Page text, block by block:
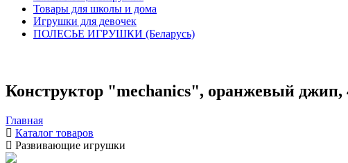
Товары для школы и дома
Игрушки для девочек
ПОЛЕСЬЕ ИГРУШКИ (Беларусь)
Конструктор "mechanics", оранжевый джип,
Главная
Каталог товаров
Развивающие игрушки